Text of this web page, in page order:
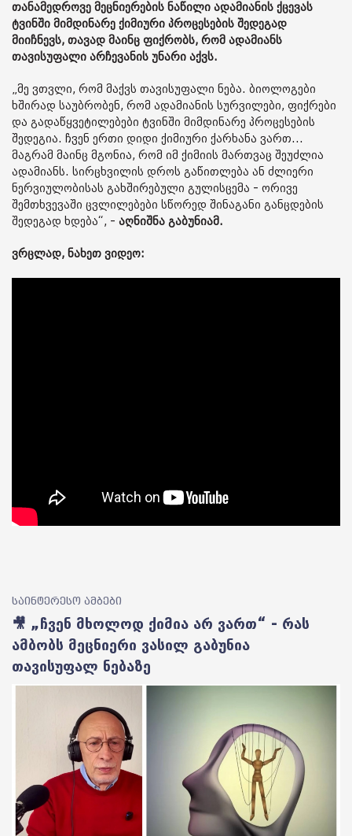
თანამედროვე მეცნიერების ნაწილი ადამიანის ქცევას
ტვინში მიმდინარე ქიმიური პროცესების შედეგად
მიიჩნევს, თავად მაინც ფიქრობს, რომ ადამიანს
თავისუფალი არჩევანის უნარი აქვს.
„მე ვთვლი, რომ მაქვს თავისუფალი ნება. ბიოლოგები
ხშირად საუბრობენ, რომ ადამიანის სურვილები, ფიქრები
და გადაწყვეტილებები ტვინში მიმდინარე პროცესების
შედეგია. ჩვენ ერთი დიდი ქიმიური ქარხანა ვართ...
მაგრამ მაინც მგონია, რომ იმ ქიმიის მართვაც შეუძლია
ადამიანს. სირცხვილის დროს გაწითლება ან ძლიერი
ნერვიულობისას გახშირებული გულისცემა - ორივე
შემთხვევაში ცვლილებები სწორედ შინაგანი განცდების
შედეგად ხდება“, - აღნიშნა გაბუნიამ.
ვრცლად, ნახეთ ვიდეო:
საინტერესო ამბები
🎥 „ჩვენ მხოლოდ ქიმია არ ვართ“ - რას
ამბობს მეცნიერი ვასილ გაბუნია
თავისუფალ ნებაზე